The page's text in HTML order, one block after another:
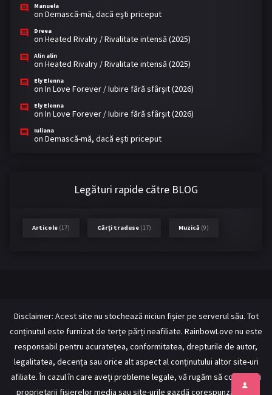
Manuela
on Demască-mă, dacă eşti priceput
Dreea
on Heated Rivalry / Rivalitate intensă (2025)
Alin alin
on Heated Rivalry / Rivalitate intensă (2025)
Ely Elenna
on In Love Forever / Iubire fără sfârșit (2026)
Ely Elenna
on In Love Forever / Iubire fără sfârșit (2026)
Iuliana
on Demască-mă, dacă eşti priceput
Legături rapide către BLOG
Articole (17) Cărți traduse (17) Muzică (9)
Disclaimer: Acest site nu stochează niciun fișier pe serverul său. Tot
conținutul este furnizat de terțe părți neafiliate. RainbowLove nu este
responsabil pentru acuratețea, conformitatea, drepturile de autor,
legalitatea, decența sau orice alt aspect al conținutului altor site-uri
afiliate. În cazul în care aveți probleme legale, vă rugăm să contactați
proprietarii fișierelor media sau site-urile gazdă corespunzătoare.